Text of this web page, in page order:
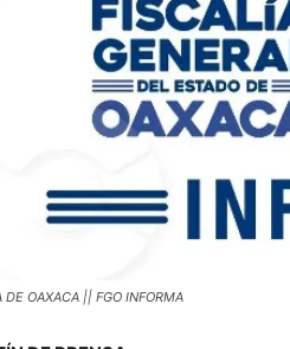
DE OAXACA || FGO INFORMA